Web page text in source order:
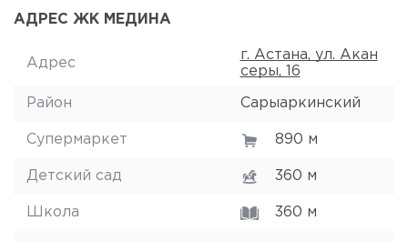
АДРЕС ЖК МЕДИНА
Адрес
г. Астана, ул. Акан
серы, 16
Район Сарыаркинский
Супермаркет 890 м
Детский сад 360 м
Школа 360 м